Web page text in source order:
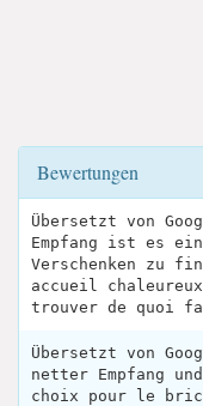
Bewertungen
Übersetzt von
Empfang ist es ein
Verschenken zu
accueil
trouver de quoi
Übersetzt von
netter Empfang
choix pour le